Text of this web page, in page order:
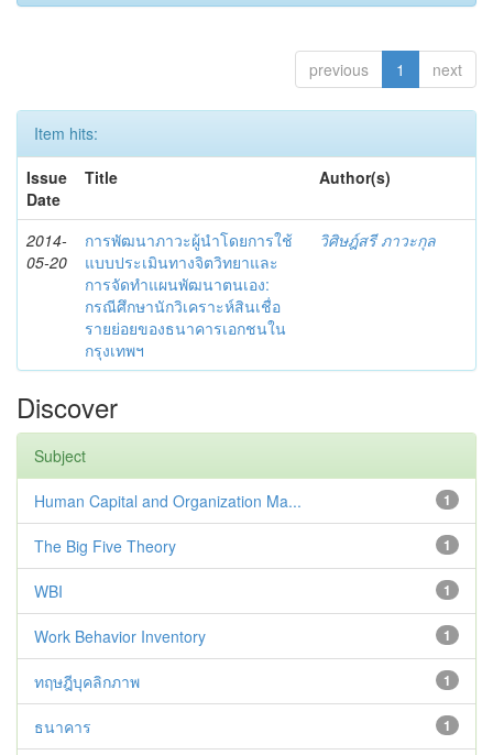
previous 1 next
Item hits:
Issue
Date
Title Author(s)
2014-
05-20
การพัฒนาภาวะผู้นำโดยการใช้
แบบประเมินทางจิตวิทยาและ
การจัดทำแผนพัฒนาตนเอง:
กรณีศึกษานักวิเคราะห์สินเชื่อ
รายย่อยของธนาคารเอกชนใน
กรุงเทพฯ
วิศิษฎ์สรี ภาวะกุล
Discover
Subject
1
Human Capital and Organization Ma...
1
The Big Five Theory
1
WBI
1
Work Behavior Inventory
1
ทฤษฎีบุคลิกภาพ
1
ธนาคาร